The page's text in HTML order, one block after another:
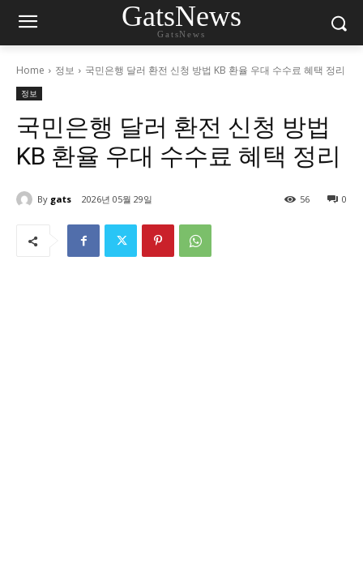
GatsNews
GatsNews
Home 정보 국민은행 달러 환전 신청 방법 KB 환율 우대 수수료 혜택 정리
정보
국민은행 달러 환전 신청 방법
KB 환율 우대 수수료 혜택 정리
By gats 2026년 05월 29일 0
56